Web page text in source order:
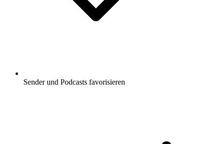
Sender und Podcasts favorisieren